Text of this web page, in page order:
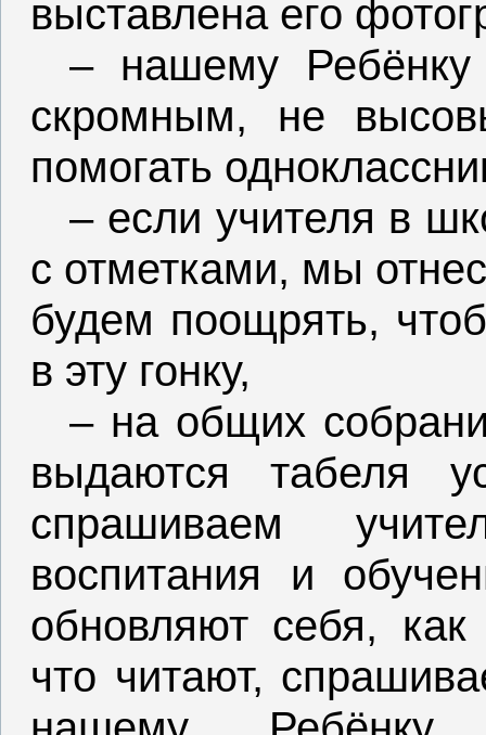
выставлена его
– нашему Ребёнку
скромным, не
помогать
– если учителя в
с отметками, мы
будем поощрять,
в эту гонку,
– на общих
выдаются табеля
спрашиваем
воспитания и
обновляют себя,
что читают,